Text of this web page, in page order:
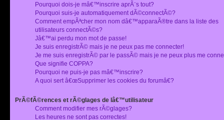
Pourquoi dois-je mâ€™inscrire aprÃ¨s tout?
Pourquoi suis-je automatiquement dÃ©connectÃ©?
Comment empÃªcher mon nom dâ€™apparaÃ®tre dans la liste des
utilisateurs connectÃ©s?
Jâ€™ai perdu mon mot de passe!
Je suis enregistrÃ© mais je ne peux pas me connecter!
Je me suis enregistrÃ© par le passÃ© mais je ne peux plus me
Que signifie COPPA?
Pourquoi ne puis-je pas mâ€™inscrire?
A quoi sert â€œSupprimer les cookies du forumâ€?
PrÃ©fÃ©rences et rÃ©glages de lâ€™utilisateur
Comment modifier mes rÃ©glages?
Les heures ne sont pas correctes!